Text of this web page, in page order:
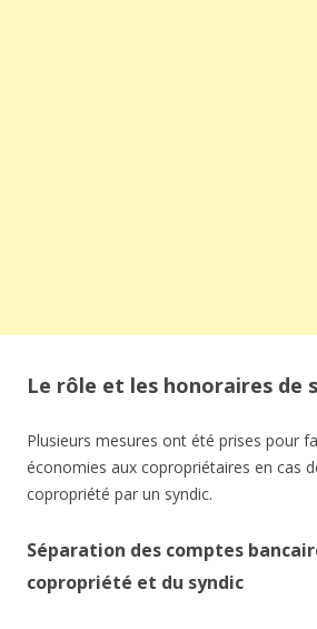
Le rôle et les honoraires de
Plusieurs mesures ont été prises pour
économies aux copropriétaires en cas
copropriété par un syndic.
Séparation des comptes
copropriété et du syndic